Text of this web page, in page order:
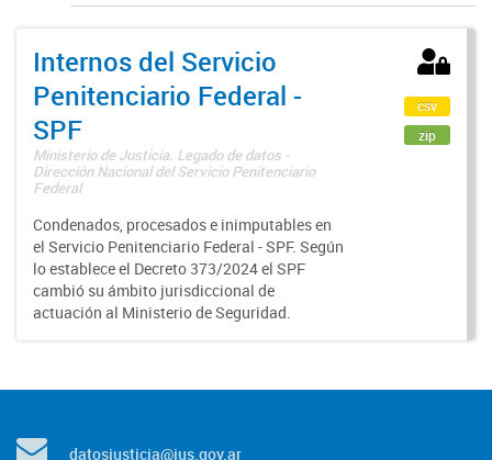
Internos del Servicio
Penitenciario Federal -
SPF
Ministerio de Justicia. Legado de datos -
Dirección Nacional del Servicio Penitenciario
Federal
Condenados, procesados e inimputables en
el Servicio Penitenciario Federal - SPF. Según
lo establece el Decreto 373/2024 el SPF
cambió su ámbito jurisdiccional de
actuación al Ministerio de Seguridad.
csv
zip
datosjusticia@jus.gov.ar